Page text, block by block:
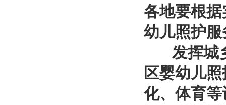
各地要根
幼儿照护
发挥城乡
区婴幼儿
化、体育